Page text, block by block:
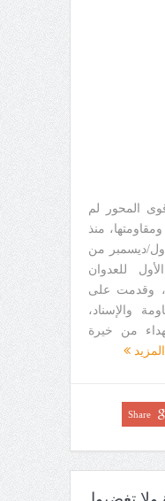
المحور لم
منذ
ديسمبر من
الأول للعدوان
وقدمت على
والإسناد،
من خيرة
Share